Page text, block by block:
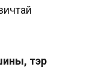
тэр